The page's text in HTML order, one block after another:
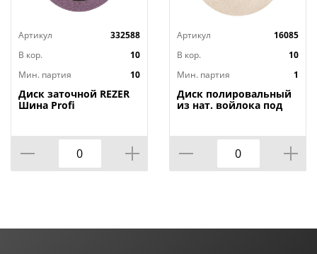
Артикул
332588
В кор.
10
Мин. партия
10
Диск заточной REZER
Шина Profi
Артикул
16085
В кор.
10
Мин. партия
1
Диск полировальный
из нат. войлока под